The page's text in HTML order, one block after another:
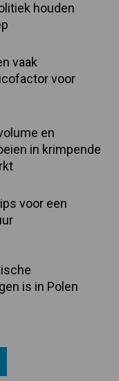
houden
vaak
voor
en
in krimpende
voor een
is in Polen